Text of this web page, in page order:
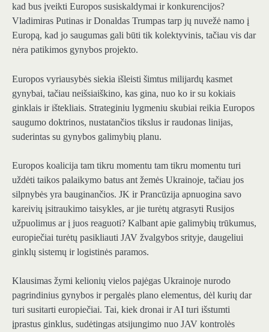
kad bus įveikti Europos susiskaldymai ir konkurencijos?
Vladimiras Putinas ir Donaldas Trumpas tarp jų nuvežė namo į
Europą, kad jo saugumas gali būti tik kolektyvinis, tačiau vis dar
nėra patikimos gynybos projekto.
Europos vyriausybės siekia išleisti šimtus milijardų kasmet
gynybai, tačiau neišsiaiškino, kas gina, nuo ko ir su kokiais
ginklais ir ištekliais. Strateginiu lygmeniu skubiai reikia Europos
saugumo doktrinos, nustatančios tikslus ir raudonas linijas,
suderintas su gynybos galimybių planu.
Europos koalicija tam tikru momentu tam tikru momentu turi
uždėti taikos palaikymo batus ant žemės Ukrainoje, tačiau jos
silpnybės yra bauginančios. JK ir Prancūzija apnuogina savo
kareivių įsitraukimo taisykles, ar jie turėtų atgrasyti Rusijos
užpuolimus ar į juos reaguoti? Kalbant apie galimybių trūkumus,
europiečiai turėtų pasikliauti JAV žvalgybos srityje, daugeliui
ginklų sistemų ir logistinės paramos.
Klausimas žymi kelionių vielos pajėgas Ukrainoje nurodo
pagrindinius gynybos ir pergalės plano elementus, dėl kurių dar
turi susitarti europiečiai. Tai, kiek dronai ir AI turi išstumti
įprastus ginklus, sudėtingas atsijungimo nuo JAV kontrolės